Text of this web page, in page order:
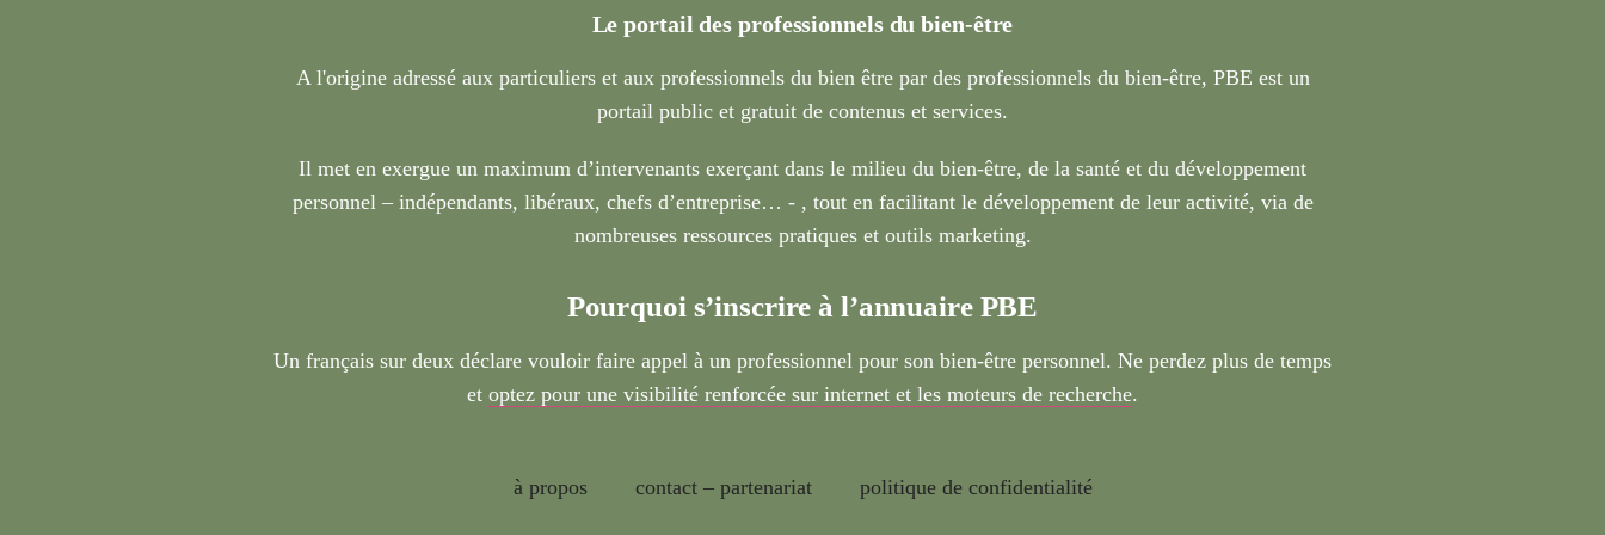
Le portail des professionnels du bien-être
A l'origine adressé aux particuliers et aux professionnels du bien être par des professionnels du bien-être, PBE est un
portail public et gratuit de contenus et services.
Il met en exergue un maximum d’intervenants exerçant dans le milieu du bien-être, de la santé et du développement
personnel – indépendants, libéraux, chefs d’entreprise… - , tout en facilitant le développement de leur activité, via de
nombreuses ressources pratiques et outils marketing.
Pourquoi s’inscrire à l’annuaire PBE
Un français sur deux déclare vouloir faire appel à un professionnel pour son bien-être personnel. Ne perdez plus de temps
et optez pour une visibilité renforcée sur internet et les moteurs de recherche.
à propos contact – partenariat politique de confidentialité